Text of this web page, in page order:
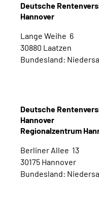
Deutsche
Hannover
Lange Weihe 6
30880 Laatzen
Bundesland:
Deutsche
Hannover
Regionalzentrum
Berliner Allee 13
30175 Hannover
Bundesland: